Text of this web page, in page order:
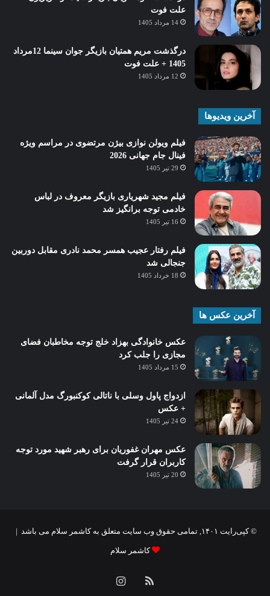
علت فوت
14 مرداد 1405
درگذشت مریم همتیان بازیگر جوان سینما 12مرداد
1405 + علت فوت
12 مرداد 1405
آخرین ویدیوها
فیلم ویولن نوازی بیژن مرتضوی در مراسم ویژه
فینال جام جهانی 2026
29 تیر 1405
فیلم مجید شهریاری بازیگر معروف در لباس
خادمی توجه برانگیز شد
16 تیر 1405
فیلم رفتار عجیب همسر محمد نادری مقابل دوربین
جنجالی شد
18 خرداد 1405
آخرین عکس ها
عکس خانوادگی بهزاد خلج توجه مخاطبان فضای
مجازی را جلب کرد
15 مرداد 1405
ازدواج پاول وسلی با ناتالی کوکنبورگ مدل آلمانی
+ عکس
24 تیر 1405
عکس مهران غفوریان برای رهبر شهید مورد توجه
کاربران قرار گرفت
20 تیر 1405
© کپی‌رایت ۱۴۰۱, تمامی حقوق وب سایت متعلق به کاشمر سلام می باشد |
کاشمر سلام
خوراکاینستاگرام